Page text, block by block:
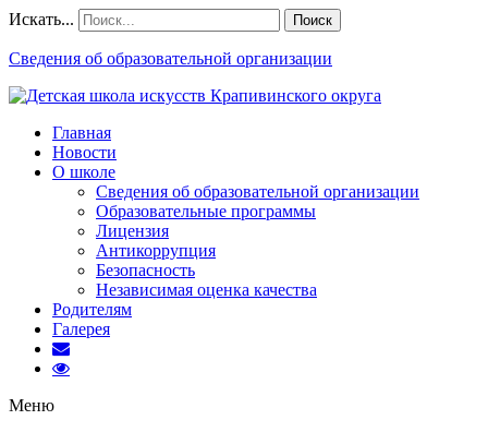
Искать... Поиск
Сведения об образовательной организации
Главная
Новости
О школе
Сведения об образовательной организации
Образовательные программы
Лицензия
Антикоррупция
Безопасность
Независимая оценка качества
Родителям
Галерея
Меню